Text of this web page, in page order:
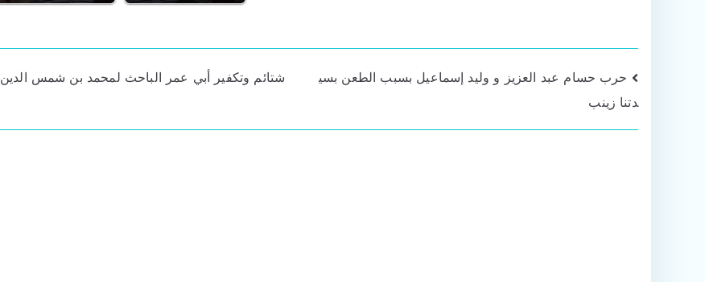
تصفّح
المقالات
حرب حسام عبد العزيز و وليد إسماعيل بسبب الطعن بسي
دتنا زينب
شتائم وتكفير أبي عمر الباحث لمحمد بن شمس الدين